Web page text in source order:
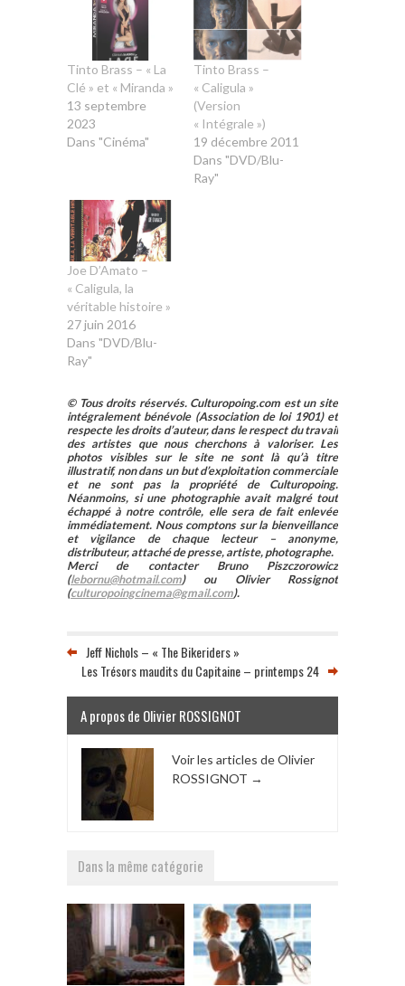
Tinto Brass – « La
Clé » et « Miranda »
13 septembre
2023
Dans "Cinéma"
Tinto Brass –
« Caligula »
(Version
« Intégrale »)
19 décembre 2011
Dans "DVD/Blu-
Ray"
Joe D’Amato –
« Caligula, la
véritable histoire »
27 juin 2016
Dans "DVD/Blu-
Ray"
© Tous droits réservés. Culturopoing.com est un site
intégralement bénévole (Association de loi 1901) et
respecte les droits d’auteur, dans le respect du travail
des artistes que nous cherchons à valoriser. Les
photos visibles sur le site ne sont là qu’à titre
illustratif, non dans un but d’exploitation commerciale
et ne sont pas la propriété de Culturopoing.
Néanmoins, si une photographie avait malgré tout
échappé à notre contrôle, elle sera de fait enlevée
immédiatement. Nous comptons sur la bienveillance
et vigilance de chaque lecteur – anonyme,
distributeur, attaché de presse, artiste, photographe.
Merci de contacter Bruno Piszczorowicz
(lebornu@hotmail.com) ou Olivier Rossignot
(culturopoingcinema@gmail.com).
Jeff Nichols – « The Bikeriders »
Les Trésors maudits du Capitaine – printemps 24
A propos de Olivier ROSSIGNOT
Voir les articles de Olivier
ROSSIGNOT →
Dans la même catégorie